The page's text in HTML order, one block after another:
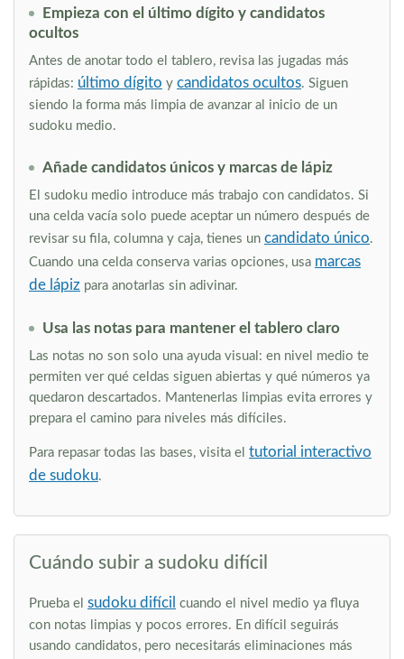
Empieza con el último dígito y candidatos
ocultos
Antes de anotar todo el tablero, revisa las jugadas más
rápidas: último dígito y candidatos ocultos. Siguen
siendo la forma más limpia de avanzar al inicio de un
sudoku medio.
Añade candidatos únicos y marcas de lápiz
El sudoku medio introduce más trabajo con candidatos. Si
una celda vacía solo puede aceptar un número después de
revisar su fila, columna y caja, tienes un candidato único.
Cuando una celda conserva varias opciones, usa marcas
de lápiz para anotarlas sin adivinar.
Usa las notas para mantener el tablero claro
Las notas no son solo una ayuda visual: en nivel medio te
permiten ver qué celdas siguen abiertas y qué números ya
quedaron descartados. Mantenerlas limpias evita errores y
prepara el camino para niveles más difíciles.
Para repasar todas las bases, visita el tutorial interactivo
de sudoku.
Cuándo subir a sudoku difícil
Prueba el sudoku difícil cuando el nivel medio ya fluya
con notas limpias y pocos errores. En difícil seguirás
usando candidatos, pero necesitarás eliminaciones más